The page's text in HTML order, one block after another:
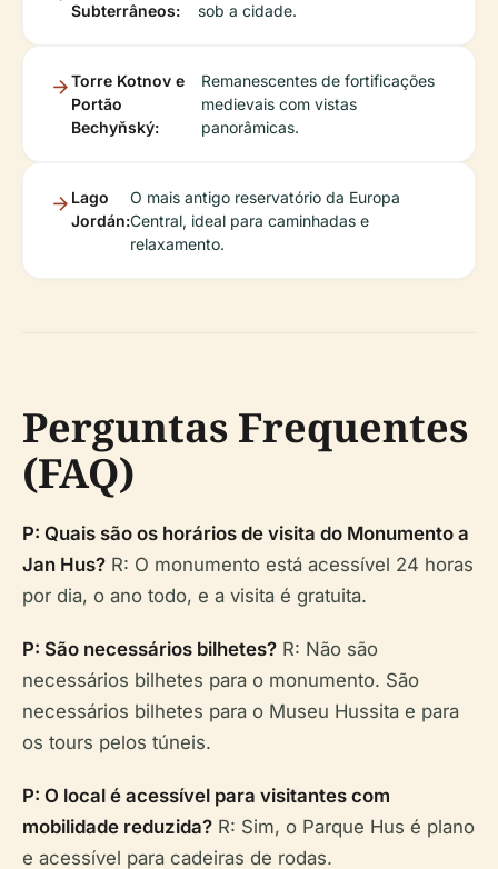
Subterrâneos:
sob a cidade.
Torre Kotnov e
Portão
Bechyňský:
Remanescentes de fortificações
medievais com vistas
panorâmicas.
Lago
Jordán:
O mais antigo reservatório da Europa
Central, ideal para caminhadas e
relaxamento.
Perguntas Frequentes
(FAQ)
P: Quais são os horários de visita do Monumento a
Jan Hus? R: O monumento está acessível 24 horas
por dia, o ano todo, e a visita é gratuita.
P: São necessários bilhetes? R: Não são
necessários bilhetes para o monumento. São
necessários bilhetes para o Museu Hussita e para
os tours pelos túneis.
P: O local é acessível para visitantes com
mobilidade reduzida? R: Sim, o Parque Hus é plano
e acessível para cadeiras de rodas.